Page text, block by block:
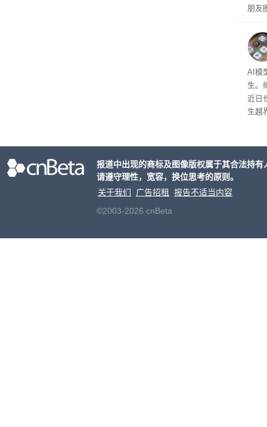
朋友
公
AI模
生。
近日
生越
报道中出现的商标及图像版权属于其合法持
请遵守理性，宽容，换位思考的原则。
关于我们
广告招租
报告不适当内容
©2003-2026 cnBeta